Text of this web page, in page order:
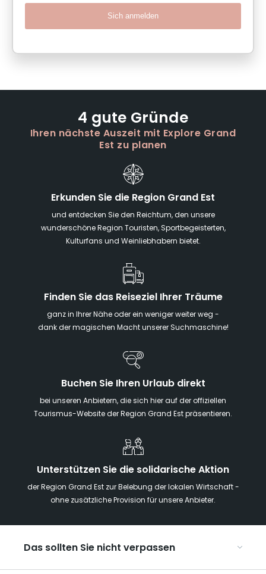
Sich anmelden
4 gute Gründe
Ihren nächste Auszeit mit Explore Grand
Est zu planen
Erkunden Sie die Region Grand Est
und entdecken Sie den Reichtum, den unsere
wunderschöne Region Touristen, Sportbegeisterten,
Kulturfans und Weinliebhabern bietet.
Finden Sie das Reiseziel Ihrer Träume
ganz in Ihrer Nähe oder ein weniger weiter weg -
dank der magischen Macht unserer Suchmaschine!
Buchen Sie Ihren Urlaub direkt
bei unseren Anbietern, die sich hier auf der offiziellen
Tourismus-Website der Region Grand Est präsentieren.
Unterstützen Sie die solidarische Aktion
der Region Grand Est zur Belebung der lokalen Wirtschaft -
ohne zusätzliche Provision für unsere Anbieter.
Das sollten Sie nicht verpassen